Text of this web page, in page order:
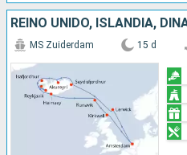
MS Zuiderdam 15 d